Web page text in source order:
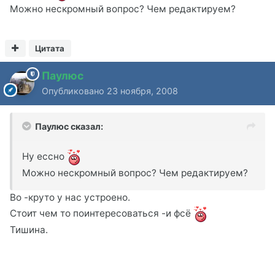
Можно нескромный вопрос? Чем редактируем?
Цитата
Паулюс
Опубликовано 23 ноября, 2008
Паулюс сказал:
Ну ессно
Можно нескромный вопрос? Чем редактируем?
Во -круто у нас устроено.
Стоит чем то поинтересоваться -и фсё
Тишина.